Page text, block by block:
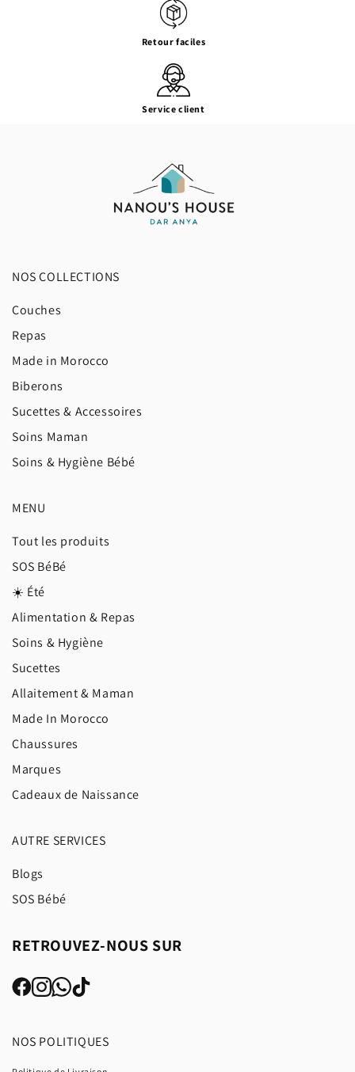
Retour faciles
Service client
NOS COLLECTIONS
Couches
Repas
Made in Morocco
Biberons
Sucettes & Accessoires
Soins Maman
Soins & Hygiène Bébé
MENU
Tout les produits
SOS BéBé
☀️ Été
Alimentation & Repas
Soins & Hygiène
Sucettes
Allaitement & Maman
Made In Morocco
Chaussures
Marques
Cadeaux de Naissance
AUTRE SERVICES
Blogs
SOS Bébé
RETROUVEZ-NOUS SUR
NOS POLITIQUES